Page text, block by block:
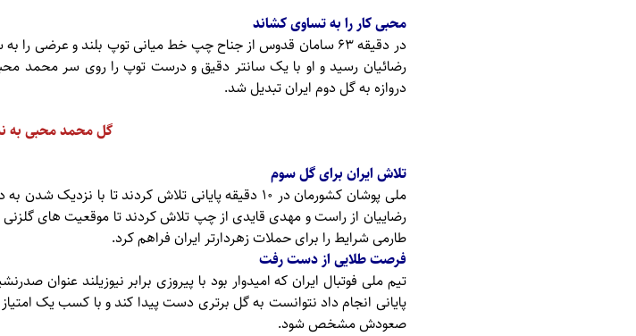
محبی کار را به تساوی کشاند
در دقیقه ۶۳ سامان قدوس از جناح چپ خط میانی توپ بلند و
رضائیان رسید و او با یک سانتر دقیق و درست توپ را روی سر محمد
دروازه به گل دوم ایران تبدیل شد.
گل محمد محبی به
تلاش ایران برای گل سوم
ملی پوشان کشورمان در ۱۰ دقیقه پایانی تلاش کردند تا
طارمی شرایط را برای حملات زهردارتر ایران فراهم کرد.
فرصت طلایی از دست رفت
تیم ملی فوتبال ایران که امیدوار بود با پیروزی برابر نیوزیلند عنوان
پایانی انجام داد نتوانست به گل برتری دست پیدا کند و با کسب یک
صعودش مشخص شود.